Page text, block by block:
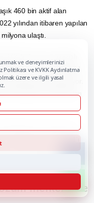
460 bin aktif alan
yılından itibaren yapılan
ulaştı.
ile "com.tr" uzantılı
62 ile ".tr", 29 bin 974
sahip siteler takip ediyor.
mesleklere yönelik alan
yüzde 81,2'si
ABD'de, yüzde 2,1'i
0,9'u Kanada'da, yüzde
barındırılıyor.
merkezinde
ve deneyimlerinizi
Politikası ve KVKK Aydınlatma
üzere ve ilgili yasal